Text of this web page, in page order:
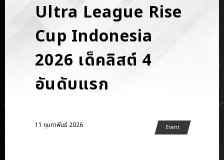
Ultra League Rise
Cup Indonesia
2026 เด็คลิสต์ 4
อันดับแรก
11 กุมภาพันธ์ 2026 Event